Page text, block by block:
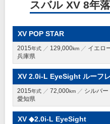
スバル XV 8年
XV POP STAR
2015年式 129,000km イエロ
兵庫県
XV 2.0i-L EyeSight ルーフ
2015年式 72,000km シルバー
愛知県
XV ◆2.0i-L EyeSight